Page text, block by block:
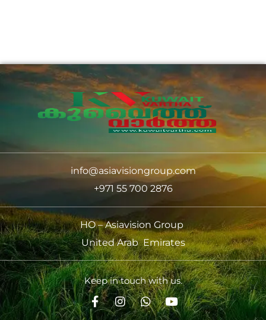
info@asiavisiongroup.com
+971 55 700 2876
HO – Asiavision Group
United Arab Emirates
Keep in touch with us.